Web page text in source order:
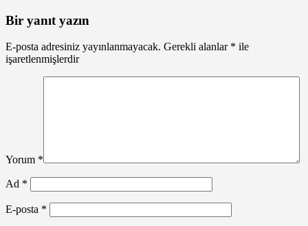
Bir yanıt yazın
E-posta adresiniz yayınlanmayacak. Gerekli alanlar * ile
işaretlenmişlerdir
Yorum *
Ad *
E-posta *